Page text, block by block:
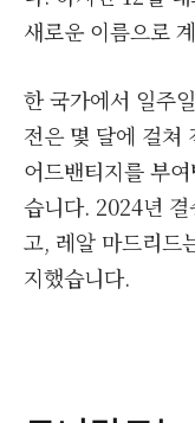
새로운 이름으로
한 국가에서 일주
전은 몇 달에 걸쳐
어드밴티지를 부
습니다. 2024년
고, 레알 마드리드
지했습니다.